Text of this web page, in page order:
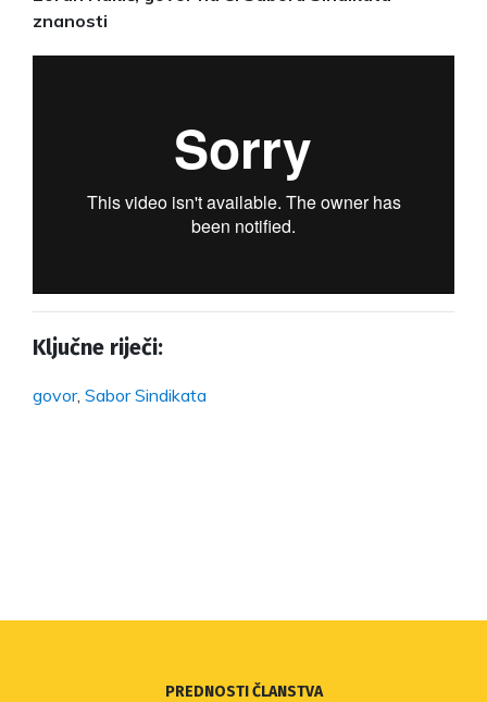
znanosti
Ključne riječi:
govor, Sabor Sindikata
PREDNOSTI ČLANSTVA